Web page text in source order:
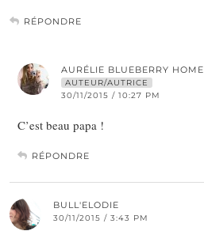
RÉPONDRE
AURÉLIE BLUEBERRY HOME
AUTEUR/AUTRICE
30/11/2015 / 10:27 PM
C’est beau papa !
RÉPONDRE
BULL'ELODIE
30/11/2015 / 3:43 PM